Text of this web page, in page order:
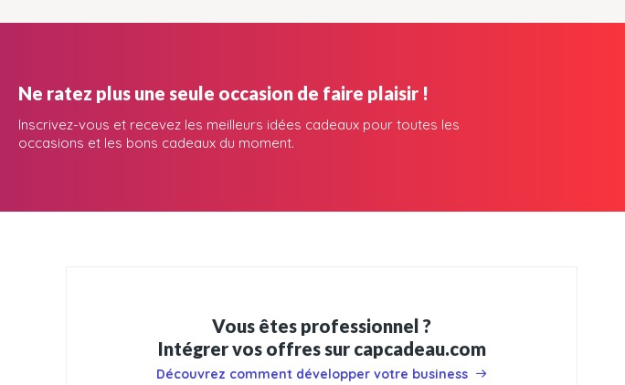
Ne ratez plus une seule occasion de faire plaisir !
Inscrivez-vous et recevez les meilleurs idées cadeaux pour toutes les
occasions et les bons cadeaux du moment.
Vous êtes professionnel ?
Intégrer vos offres sur capcadeau.com
Découvrez comment développer votre business